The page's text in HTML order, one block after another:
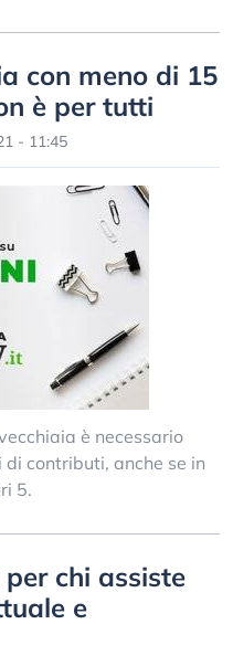
con meno di 15
è per tutti
- 11:45
è necessario
contributi, anche se in
5.
chi assiste
e